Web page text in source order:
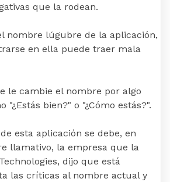
que la rodean.
nombre lúgubre de la aplicación,
en ella puede traer mala
le cambie el nombre por algo
"¿Estás bien?" o "¿Cómo estás?".
esta aplicación se debe, en
llamativo, la empresa que la
dijo que está
las críticas al nombre actual y